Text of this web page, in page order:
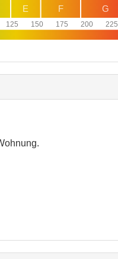
125 150 175 200 225
G
F
E